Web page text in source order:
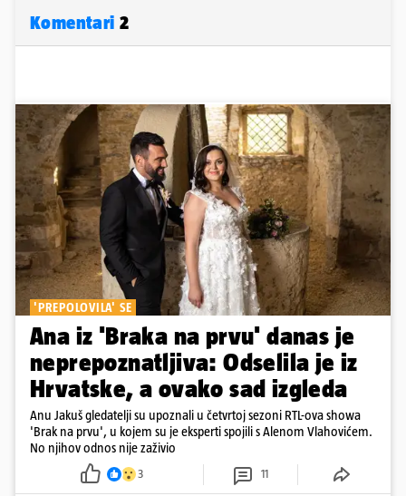
Komentari 2
'PREPOLOVILA' SE
Ana iz 'Braka na prvu' danas je
neprepoznatljiva: Odselila je iz
Hrvatske, a ovako sad izgleda
Anu Jakuš gledatelji su upoznali u četvrtoj sezoni RTL-ova showa
'Brak na prvu', u kojem su je eksperti spojili s Alenom Vlahovićem.
No njihov odnos nije zaživio
3 11